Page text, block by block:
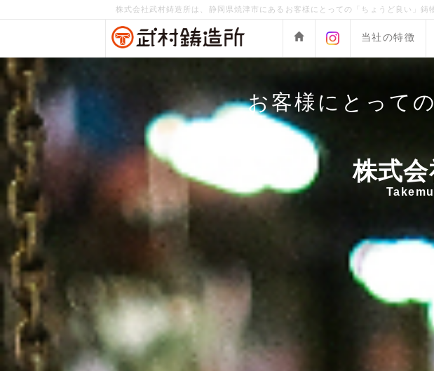
株式会社武村鋳造所は、静岡県焼津市にあるお客様にとっての「ちょうど良い」鋳
当社の特徴
お客様にとって
株式